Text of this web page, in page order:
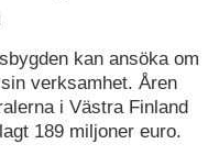
kan ansöka om
verksamhet. Åren
i Västra Finland
189 miljoner euro.